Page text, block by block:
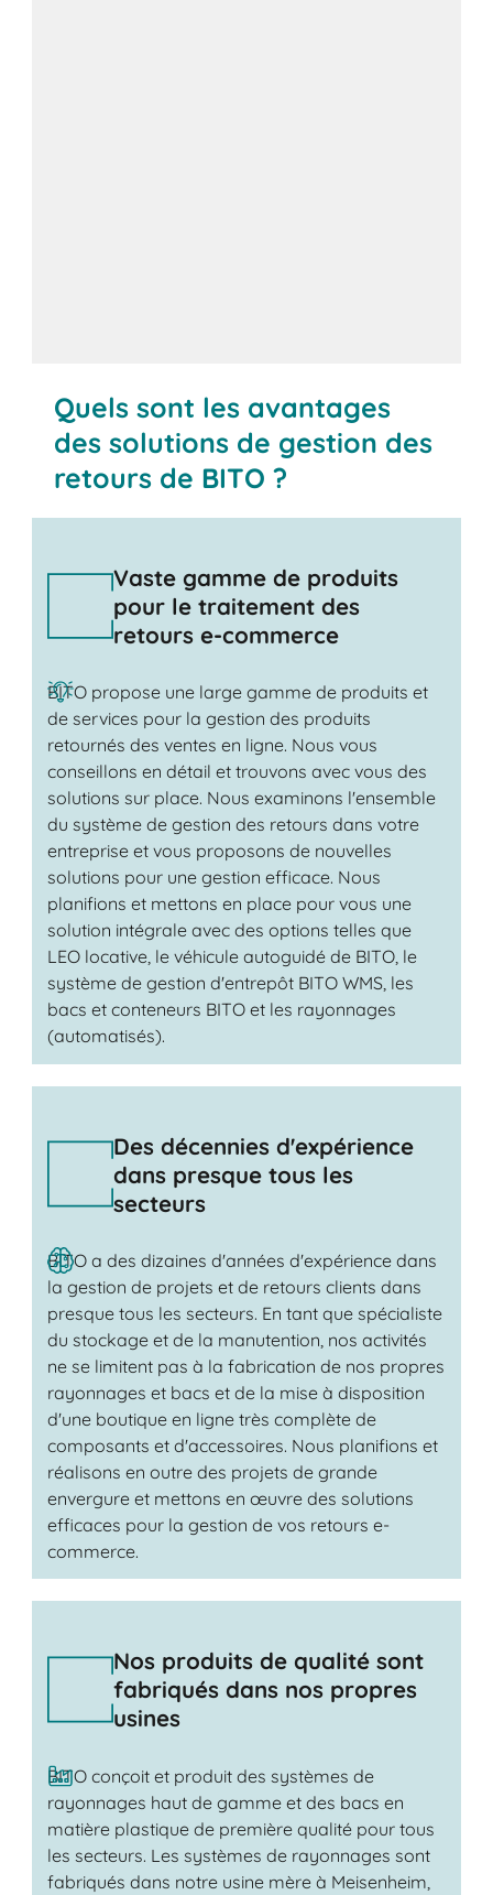
Quels sont les avantages
des solutions de gestion des
retours de BITO ?
Vaste gamme de produits
pour le traitement des
retours e-commerce
BITO propose une large gamme de produits et
de services pour la gestion des produits
retournés des ventes en ligne. Nous vous
conseillons en détail et trouvons avec vous des
solutions sur place. Nous examinons l'ensemble
du système de gestion des retours dans votre
entreprise et vous proposons de nouvelles
solutions pour une gestion efficace. Nous
planifions et mettons en place pour vous une
solution intégrale avec des options telles que
LEO locative, le véhicule autoguidé de BITO, le
système de gestion d'entrepôt BITO WMS, les
bacs et conteneurs BITO et les rayonnages
(automatisés).
Des décennies d'expérience
dans presque tous les
secteurs
BITO a des dizaines d'années d'expérience dans
la gestion de projets et de retours clients dans
presque tous les secteurs. En tant que spécialiste
du stockage et de la manutention, nos activités
ne se limitent pas à la fabrication de nos propres
rayonnages et bacs et de la mise à disposition
d'une boutique en ligne très complète de
composants et d'accessoires. Nous planifions et
réalisons en outre des projets de grande
envergure et mettons en œuvre des solutions
efficaces pour la gestion de vos retours e-
commerce.
Nos produits de qualité sont
fabriqués dans nos propres
usines
BITO conçoit et produit des systèmes de
rayonnages haut de gamme et des bacs en
matière plastique de première qualité pour tous
les secteurs. Les systèmes de rayonnages sont
fabriqués dans notre usine mère à Meisenheim,